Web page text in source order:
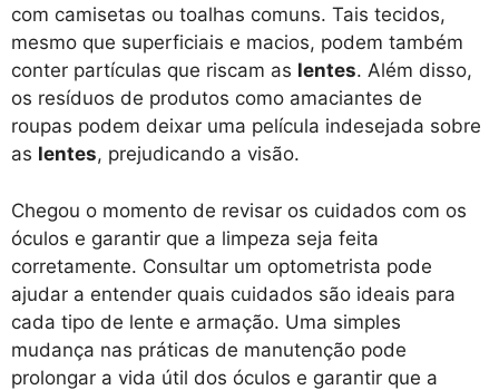
com camisetas ou toalhas comuns. Tais tecidos,
mesmo que superficiais e macios, podem também
conter partículas que riscam as lentes. Além disso,
os resíduos de produtos como amaciantes de
roupas podem deixar uma película indesejada sobre
as lentes, prejudicando a visão.
Chegou o momento de revisar os cuidados com os
óculos e garantir que a limpeza seja feita
corretamente. Consultar um optometrista pode
ajudar a entender quais cuidados são ideais para
cada tipo de lente e armação. Uma simples
mudança nas práticas de manutenção pode
prolongar a vida útil dos óculos e garantir que a